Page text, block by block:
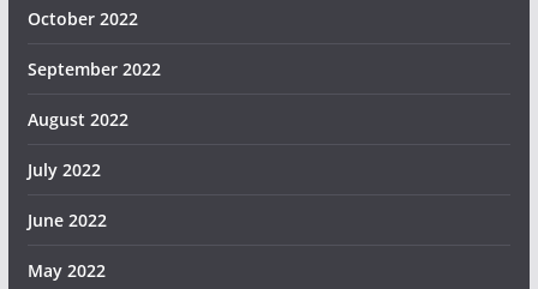
October 2022
September 2022
August 2022
July 2022
June 2022
May 2022